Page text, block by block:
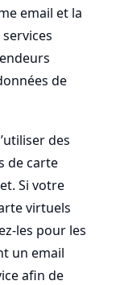
email et la
de
des
de carte
Si votre
virtuels
les pour les
un email
afin de